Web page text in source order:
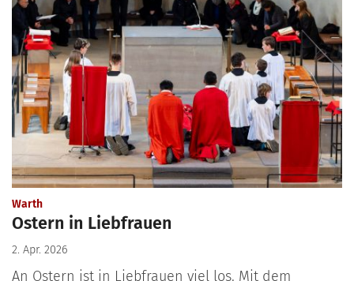
Warth:
Ostern in Liebfrauen
2. Apr. 2026
An Ostern ist in Liebfrauen viel los. Mit dem